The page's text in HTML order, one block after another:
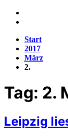
Start
2017
März
2.
Tag: 2.
Leipzig